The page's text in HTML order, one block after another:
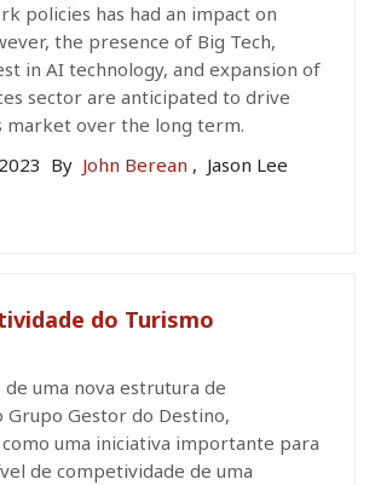
policies has had an impact on
the presence of Big Tech,
in AI technology, and expansion of
sector are anticipated to drive
market over the long term.
By John Berean , Jason Lee
do Turismo
de uma nova estrutura de
Grupo Gestor do Destino,
uma iniciativa importante para
de competividade de uma